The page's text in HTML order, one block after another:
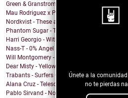
Únete a la
no te pierdas
Green & Granstrom - Only Summer
Mau Rodriguez x Perfecto Mando x Grupo la
Nordkvist - These are the days
Phantom Sugar - Too Psycho
Harri Georgio - With the Lights On
Nass-T - 0% Angel
Will Montgomery - Last Man Standing
Dear Misty - Yellow Cadillac
Trabants - Surfers On Acid
Alana Cruz - Telescope
Pablo Sirvand - No soy